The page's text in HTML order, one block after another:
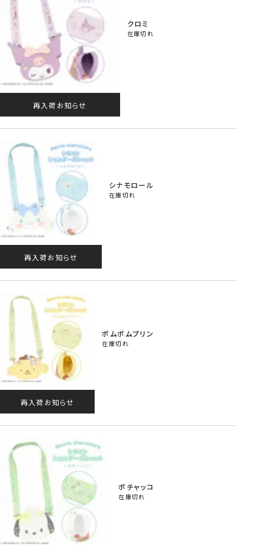
クロミ
在庫切れ
再入荷お知らせ
シナモロール
在庫切れ
再入荷お知らせ
ポムポムプリン
在庫切れ
再入荷お知らせ
ポチャッコ
在庫切れ